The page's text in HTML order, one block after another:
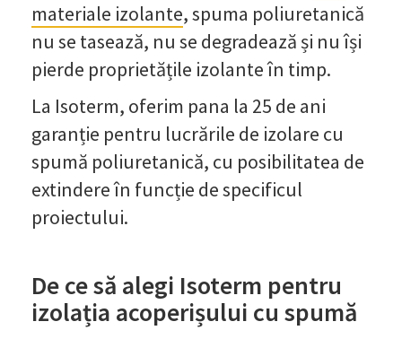
materiale izolante, spuma poliuretanică
nu se tasează, nu se degradează și nu își
pierde proprietățile izolante în timp.
La Isoterm, oferim pana la 25 de ani
garanție pentru lucrările de izolare cu
spumă poliuretanică, cu posibilitatea de
extindere în funcție de specificul
proiectului.
De ce să alegi Isoterm pentru
izolația acoperișului cu spumă